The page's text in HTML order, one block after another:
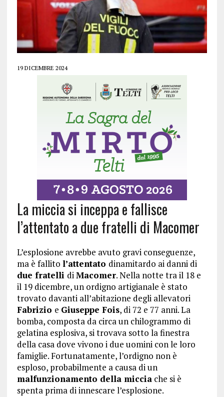
19 DICEMBRE 2024
La miccia si inceppa e fallisce
l’attentato a due fratelli di Macomer
L’esplosione avrebbe avuto gravi conseguenze,
ma è fallito l’attentato dinamitardo ai danni di
due fratelli diMacomer. Nella notte tra il 18 e
il 19 dicembre, un ordigno artigianale è stato
trovato davanti all’abitazione degli allevatori
Fabrizio e Giuseppe Fois, di 72 e 77 anni. La
bomba, composta da circa un chilogrammo di
gelatina esplosiva, si trovava sotto la finestra
della casa dove vivono i due uomini con le loro
famiglie. Fortunatamente, l’ordigno non è
esploso, probabilmente a causa di un
malfunzionamento della micciache si è
spenta prima di innescare l’esplosione.